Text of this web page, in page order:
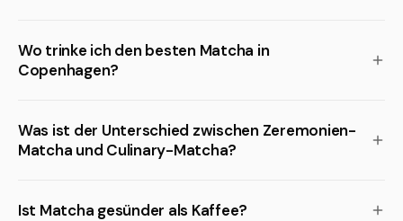
Wo trinke ich den besten Matcha in
Copenhagen?
Was ist der Unterschied zwischen Zeremonien-
Matcha und Culinary-Matcha?
Ist Matcha gesünder als Kaffee?